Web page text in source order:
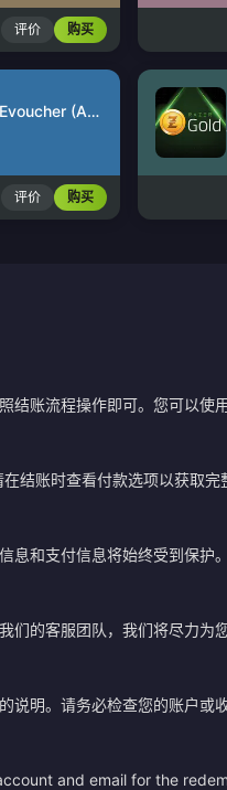
评价 购买
CashtoCode Evoucher (AUD)
评价 购买
账流程操作即可。您可以使
结账时查看付款选项以获取完
和支付信息将始终受到保护。
的客服团队，我们将尽力为您
明。请务必检查您的账户或
and email for the